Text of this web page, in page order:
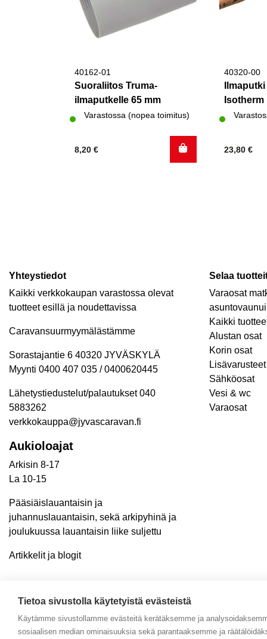
40162-01
Suoraliitos Truma-
ilmaputkelle 65 mm
Varastossa (nopea toimitus)
8,20 €
40320-00
Isotherm
23,80 €
Yhteystiedot
Kaikki verkkokaupan varastossa olevat
tuotteet esillä ja noudettavissa
Caravansuurmyymälästämme
Sorastajantie 6 40320 JYVÄSKYLÄ
Myynti 0400 407 035 / 0400620445
Lähetystiedustelut/palautukset 040
5883262
verkkokauppa@jyvascaravan.fi
Aukioloajat
Arkisin 8-17
La 10-15
Pääsiäislauantaisin ja
juhannuslauantaisin, sekä arkipyhinä ja
joulukuussa lauantaisin liike suljettu
Artikkelit ja blogit
Selaa
Varaosat
Kaikki
Alustan osat
Korin osat
Sähköosat
Vesi & wc
Varaosat
Tietoa sivustolla käytetyistä evästeistä
Käytämme sivustollamme evästeitä kerätäksemme ja
sosiaalisen median ominaisuuksia sekä parantaaksemme ja